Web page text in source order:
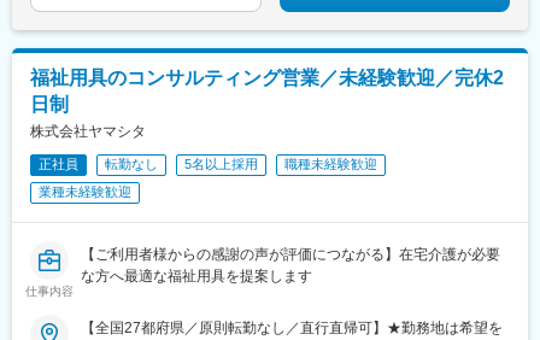
福祉用具のコンサルティング営業／未経験歓迎／完休2
日制
株式会社ヤマシタ
正社員 転勤なし 5名以上採用
職種未経験歓迎
業種未経験歓迎
仕事内容
【ご利用者様からの感謝の声が評価につながる】在宅介護が必要
な方へ最適な福祉用具を提案します
【全国27都府県／原則転勤なし／直行直帰可】★勤務地は希望を